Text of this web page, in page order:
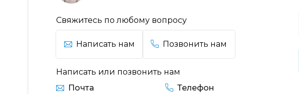
Свяжитесь по любому вопросу
Написать нам Позвонить нам
Написать или позвонить нам
Почта
Телефон